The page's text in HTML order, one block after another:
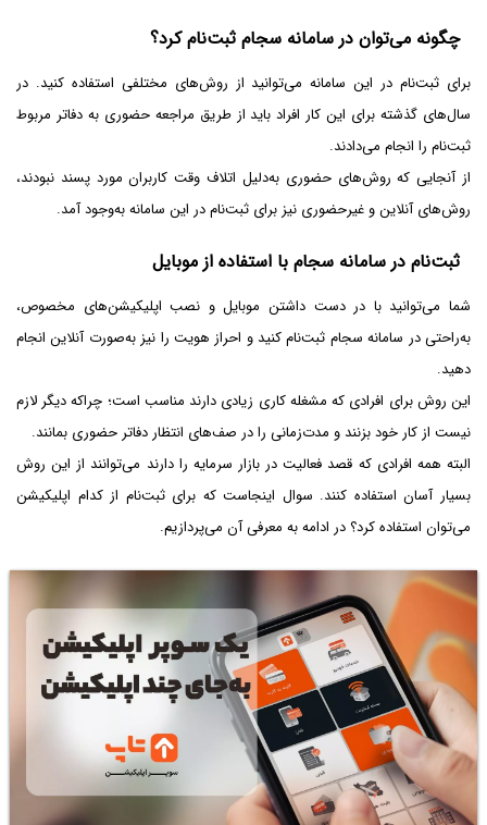
چگونه می‌توان در سامانه سجام ثبت‌نام کرد؟
برای ثبت‌نام در این سامانه می‌توانید از روش‌های مختلفی استفاده کنید. در
سال‌های گذشته برای این کار افراد باید از طریق مراجعه حضوری به دفاتر مربوط
ثبت‌نام را انجام می‌دادند.
از آنجایی که روش‌های حضوری به‌دلیل اتلاف وقت کاربران مورد پسند نبودند،
روش‌های آنلاین و غیرحضوری نیز برای ثبت‌نام در این سامانه به‌وجود آمد.
ثبت‌نام در سامانه سجام با استفاده از موبایل
شما می‌توانید با در دست داشتن موبایل و نصب اپلیکیشن‌های مخصوص،
به‌راحتی در سامانه سجام ثبت‌نام کنید و احراز هویت را نیز به‌صورت آنلاین انجام
دهید.
این روش برای افرادی که مشغله کاری زیادی دارند مناسب است؛ چراکه دیگر لازم
نیست از کار خود بزنند و مدت‌زمانی را در صف‌های انتظار دفاتر حضوری بمانند.
البته همه افرادی که قصد فعالیت در بازار سرمایه را دارند می‌توانند از این روش
بسیار آسان استفاده کنند. سوال اینجاست که برای ثبت‌نام از کدام اپلیکیشن
می‌توان استفاده کرد؟ در ادامه به معرفی آن می‌پردازیم.